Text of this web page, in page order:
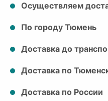
Осуществляем
По городу Тюмень
Доставка до
Доставка по
Доставка по России